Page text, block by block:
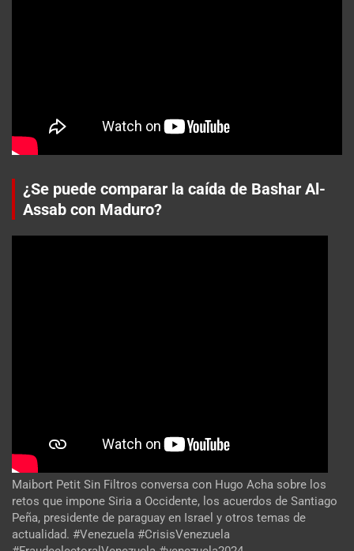
¿Se puede comparar la caída de Bashar Al-
Assab con Maduro?
Maibort Petit Sin Filtros conversa con Hugo Acha sobre los
retos que impone Siria a Occidente, los acuerdos de Santiago
Peña, presidente de paraguay en Israel y otros temas de
actualidad. #Venezuela #CrisisVenezuela